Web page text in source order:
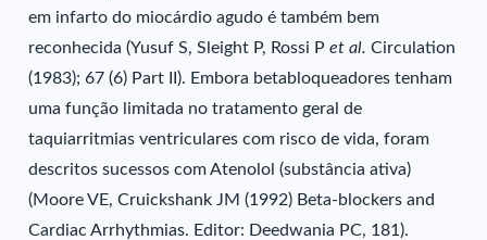
em infarto do miocárdio agudo é também bem
reconhecida (Yusuf S, Sleight P, Rossi P et al. Circulation
(1983); 67 (6) Part II). Embora betabloqueadores tenham
uma função limitada no tratamento geral de
taquiarritmias ventriculares com risco de vida, foram
descritos sucessos com Atenolol (substância ativa)
(Moore VE, Cruickshank JM (1992) Beta-blockers and
Cardiac Arrhythmias. Editor: Deedwania PC, 181).